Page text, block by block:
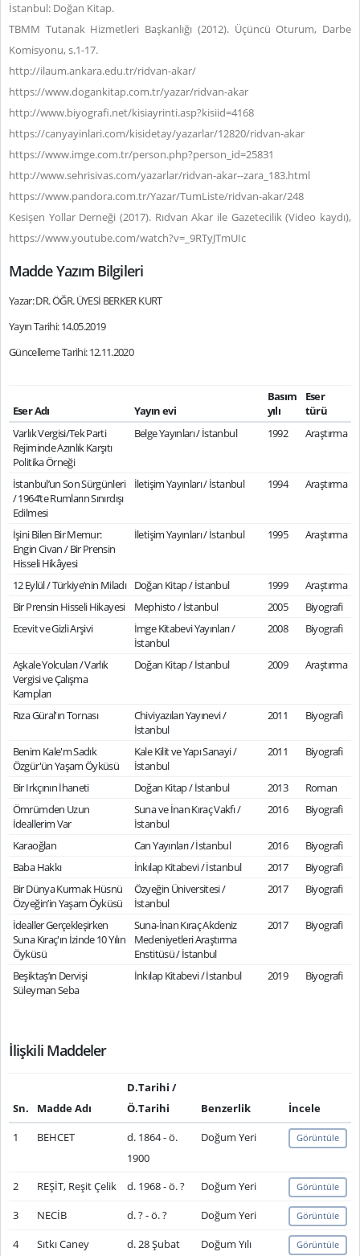
İstanbul: Doğan Kitap.
TBMM Tutanak Hizmetleri Başkanlığı (2012). Üçüncü Oturum, Darbe
Komisyonu, s.1-17.
http://ilaum.ankara.edu.tr/ridvan-akar/
https://www.dogankitap.com.tr/yazar/ridvan-akar
http://www.biyografi.net/kisiayrinti.asp?kisiid=4168
https://canyayinlari.com/kisidetay/yazarlar/12820/ridvan-akar
https://www.imge.com.tr/person.php?person_id=25831
http://www.sehrisivas.com/yazarlar/ridvan-akar--zara_183.html
https://www.pandora.com.tr/Yazar/TumListe/ridvan-akar/248
Kesişen Yollar Derneği (2017). Rıdvan Akar ile Gazetecilik (Video kaydı),
https://www.youtube.com/watch?v=_9RTyJTmUIc
Madde Yazım Bilgileri
Yazar: DR. ÖĞR. ÜYESİ BERKER KURT
Yayın Tarihi: 14.05.2019
Güncelleme Tarihi: 12.11.2020
Eser Adı Yayın evi
Basım
yılı
Eser
türü
Varlık Vergisi/Tek Parti
Rejiminde Azınlık Karşıtı
Politika Örneği
Belge Yayınları / İstanbul 1992 Araştırma
İstanbul’un Son Sürgünleri
/ 1964’te Rumların Sınırdışı
Edilmesi
İletişim Yayınları / İstanbul 1994 Araştırma
İşini Bilen Bir Memur:
Engin Civan / Bir Prensin
Hisseli Hikâyesi
İletişim Yayınları / İstanbul 1995 Araştırma
12 Eylül / Türkiye’nin Miladı Doğan Kitap / İstanbul 1999
Araştırma
Bir Prensin Hisseli Hikayesi
Mephisto / İstanbul 2005
Biyografi
Ecevit ve Gizli Arşivi
İmge Kitabevi Yayınları /
İstanbul
2008 Biyografi
Aşkale Yolcuları / Varlık
Vergisi ve Çalışma
Kampları
Doğan Kitap / İstanbul 2009 Araştırma
Rıza Güral'ın Tornası
Chiviyazıları Yayınevi /
İstanbul
2011 Biyografi
Benim Kale'm Sadık
Özgür'ün Yaşam Öyküsü
Kale Kilit ve Yapı Sanayi /
İstanbul
2011 Biyografi
Bir Irkçının İhaneti Doğan Kitap / İstanbul 2013
Roman
Ömrümden Uzun
İdeallerim Var
Suna ve İnan Kıraç Vakfı /
İstanbul
2016 Biyografi
Karaoğlan Can Yayınları / İstanbul 2016
Biyografi
Baba Hakkı
İnkılap Kitabevi / İstanbul 2017
Biyografi
Bir Dünya Kurmak Hüsnü
Özyeğin’in Yaşam Öyküsü
Özyeğin Üniversitesi /
İstanbul
2017 Biyografi
İdealler Gerçekleşirken
Suna Kıraç'ın İzinde 10 Yılın
Öyküsü
Suna-İnan Kıraç Akdeniz
Medeniyetleri Araştırma
Enstitüsü / İstanbul
2017 Biyografi
Beşiktaş’ın Dervişi
Süleyman Seba
İnkılap Kitabevi / İstanbul 2019 Biyografi
İlişkili Maddeler
Sn. Madde Adı
D.Tarihi /
Ö.Tarihi
Benzerlik
İncele
1
BEHCET
d. 1864 - ö.
1900
Doğum Yeri Görüntüle
2 REŞİT, Reşit Çelik d. 1968 - ö. ? Doğum Yeri Görüntüle
3 NECİB d. ? - ö. ? Doğum Yeri Görüntüle
4 Sıtkı Caney
d. 28 Şubat
Doğum Yılı Görüntüle